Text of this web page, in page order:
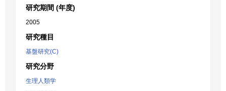
研究期間 (年度)
2005
研究種目
基盤研究(C)
研究分野
生理人類学